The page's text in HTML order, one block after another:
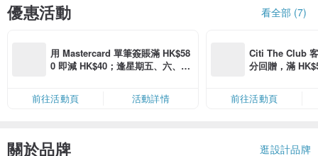
優惠活動 看全部 (7)
用 Mastercard 單筆簽賬滿 HK$58
0 即減 HK$40；逢星期五、六、日
限，額滿即止，僅限「常用信用
卡」結帳）
前往活動頁 活動詳情
Citi The Club
分回贈，滿
前往活動頁
關於品牌 逛設計品牌